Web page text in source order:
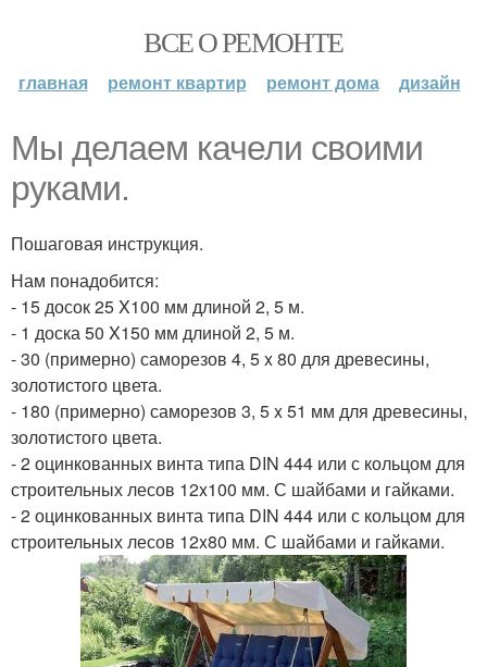
ВСЕ О РЕМОНТЕ
главная ремонт квартир ремонт дома дизайн
Мы делаем качели своими
руками.
Пошаговая инструкция.
Нам понадобится:
- 15 досок 25 X100 мм длиной 2, 5 м.
- 1 доска 50 X150 мм длиной 2, 5 м.
- 30 (примерно) саморезов 4, 5 x 80 для древесины,
золотистого цвета.
- 180 (примерно) саморезов 3, 5 x 51 мм для древесины,
золотистого цвета.
- 2 оцинкованных винта типа DIN 444 или с кольцом для
строительных лесов 12x100 мм. С шайбами и гайками.
- 2 оцинкованных винта типа DIN 444 или с кольцом для
строительных лесов 12x80 мм. С шайбами и гайками.